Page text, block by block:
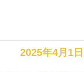
2025年4月1